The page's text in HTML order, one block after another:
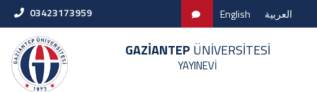
03423173959 English العربية
GAZİANTEP ÜNİVERSİTESİ
YAYINEVİ